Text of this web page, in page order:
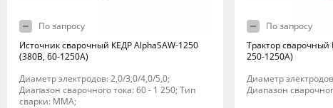
По запросу
Источник сварочный КЕДР AlphaSAW-1250
(380В, 60-1250А)
Диаметр электродов: 2,0/3,0/4,0/5,0;
Диапазон сварочного тока: 60 - 1 250; Тип
сварки: MMA;
По запросу
Трактор сварочный
250-1250А)
Диаметр
Диапазон